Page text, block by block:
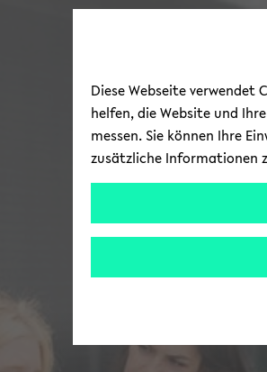
Diese Webseite verwendet
helfen, die Website und
messen. Sie können Ihre
zusätzliche Informationen